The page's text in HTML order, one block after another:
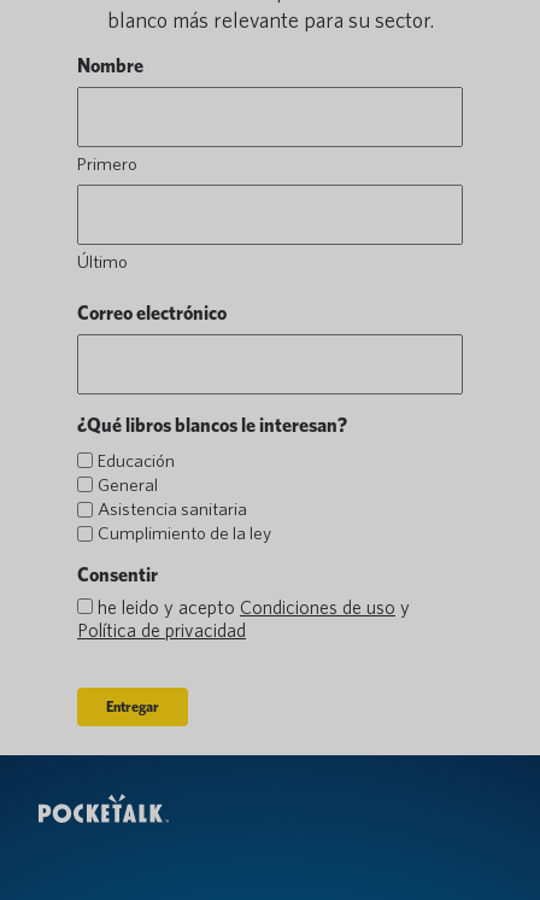
blanco más relevante para su sector.
Nombre
Primero
Último
Correo electrónico
¿Qué libros blancos le interesan?
Educación
General
Asistencia sanitaria
Cumplimiento de la ley
Consentir
he leido y acepto Condiciones de uso y
Política de privacidad